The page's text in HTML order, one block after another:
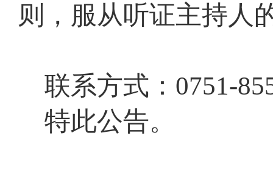
则，服从听证主持人
联系方式： 0751-
特此公告。